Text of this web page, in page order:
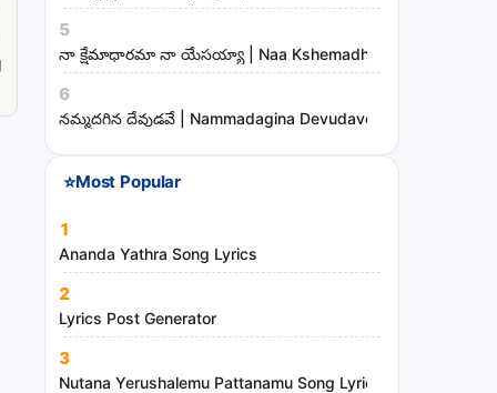
5
నా క్షేమాధారమా నా యేసయ్యా | Naa Kshemadharama Naa
6
నమ్మదగిన దేవుడవే | Nammadagina Devudave Song Lyrics
⭐Most Popular
1
Ananda Yathra Song Lyrics
2
Lyrics Post Generator
3
Nutana Yerushalemu Pattanamu Song Lyrics | Hosanna